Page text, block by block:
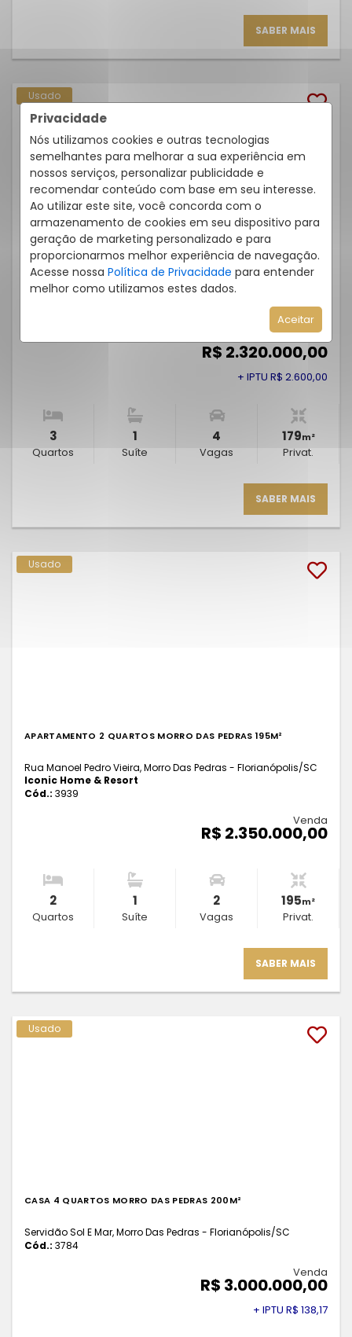
Privacidade
Nós utilizamos cookies e outras tecnologias
semelhantes para melhorar a sua experiência em
nossos serviços, personalizar publicidade e
recomendar conteúdo com base em seu interesse.
Ao utilizar este site, você concorda com o
armazenamento de cookies em seu dispositivo para
geração de marketing personalizado e para
proporcionarmos melhor experiência de navegação.
Acesse nossa Política de Privacidade para entender
melhor como utilizamos estes dados.
Aceitar
SABER MAIS
Usado
CASA 3 QUARTOS MORRO DAS PEDRAS 179M²
Venda
R$ 2.320.000,00
+ IPTU R$ 2.600,00
3
Quartos
1
Suíte
4
Vagas
179m²
Privat.
SABER MAIS
Usado
APARTAMENTO 2 QUARTOS MORRO DAS PEDRAS 195M²
Rua Manoel Pedro Vieira, Morro Das Pedras - Florianópolis/SC
Iconic Home & Resort
Cód.: 3939
Venda
R$ 2.350.000,00
2
Quartos
1
Suíte
2
Vagas
195m²
Privat.
SABER MAIS
Usado
CASA 4 QUARTOS MORRO DAS PEDRAS 200M²
Servidão Sol E Mar, Morro Das Pedras - Florianópolis/SC
Cód.: 3784
Venda
R$ 3.000.000,00
+ IPTU R$ 138,17